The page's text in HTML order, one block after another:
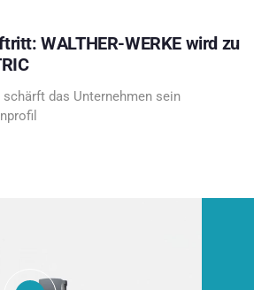
WALTHER-WERKE wird zu
das Unternehmen sein